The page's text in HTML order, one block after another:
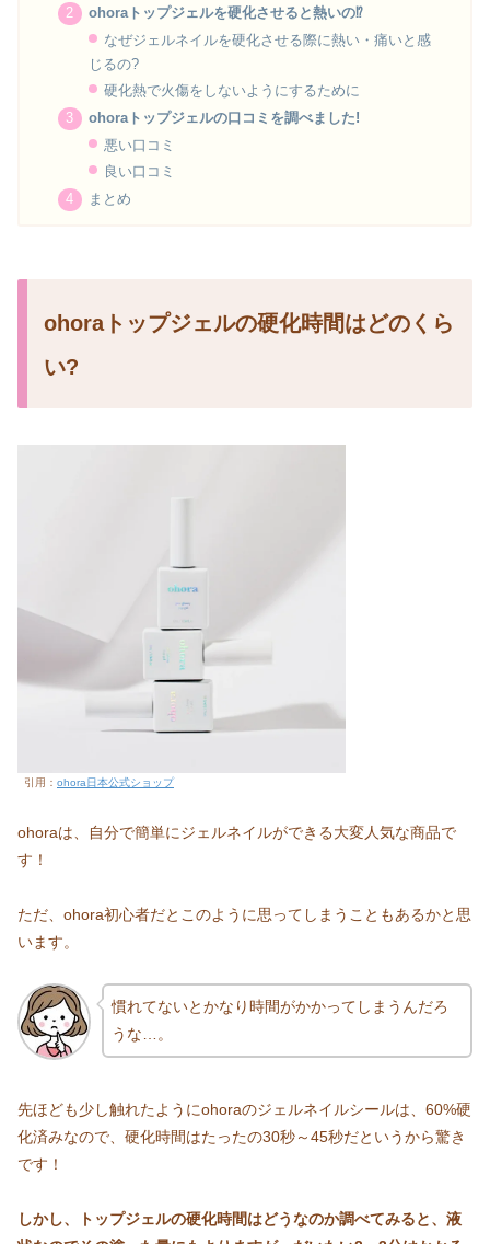
ohoraトップジェルを硬化させると熱いの⁉
なぜジェルネイルを硬化させる際に熱い・痛いと感
じるの?
硬化熱で火傷をしないようにするために
ohoraトップジェルの口コミを調べました!
悪い口コミ
良い口コミ
まとめ
ohoraトップジェルの硬化時間はどのくら
い?
引用： ohora日本公式ショップ
ohoraは、自分で簡単にジェルネイルができる大変人気な商品で
す！
ただ、ohora初心者だとこのように思ってしまうこともあるかと思
います。
慣れてないとかなり時間がかかってしまうんだろ
うな…。
先ほども少し触れたようにohoraのジェルネイルシールは、60%硬
化済みなので、硬化時間はたったの30秒～45秒だというから驚き
です！
しかし、トップジェルの硬化時間はどうなのか調べてみると、液